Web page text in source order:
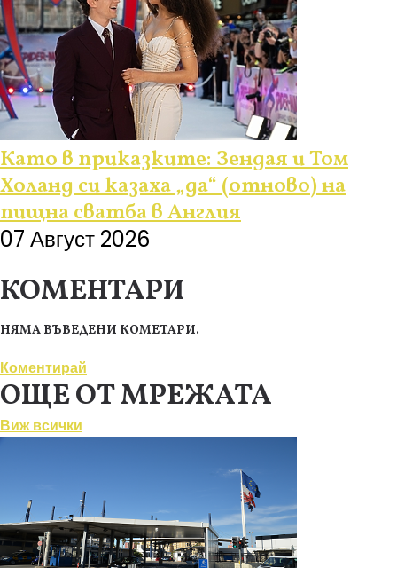
Като в приказките: Зендая и Том
Холанд си казаха „да“ (отново) на
пищна сватба в Англия
07 Август 2026
КОМЕНТАРИ
НЯМА ВЪВЕДЕНИ КОМЕТАРИ.
Коментирай
ОЩЕ ОТ МРЕЖАТА
Виж всички